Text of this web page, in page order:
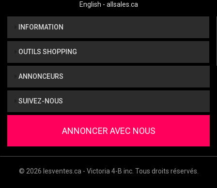
English - allsales.ca
INFORMATION
OUTILS SHOPPING
ANNONCEURS
SUIVEZ-NOUS
ANNONCER AVEC NOUS
© 2026 lesventes.ca - Victoria 4-B inc. Tous droits réservés.